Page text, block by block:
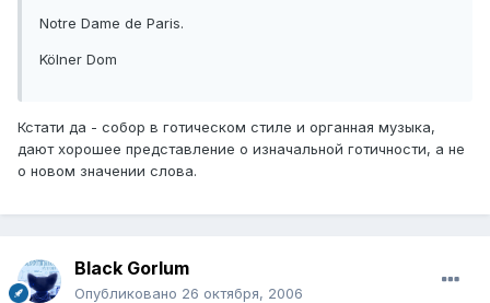
Notre Dame de Paris.
Kölner Dom
Кстати да - собор в готическом стиле и органная музыка,
дают хорошее представление о изначальной готичности, а не
о новом значении слова.
Black Gorlum
Опубликовано 26 октября, 2006